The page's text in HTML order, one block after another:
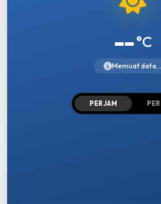
--°C
Memuat data...
PER JAM